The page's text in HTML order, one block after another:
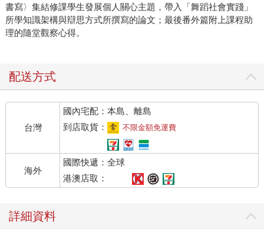
書寫〉集結修課學生發展個人關心主題，帶入「舞蹈社會實踐」
所學知識架構與辯思方式所撰寫的論文；最後番外篇附上課程助
理的隨堂觀察心得。
配送方式
台灣
國內宅配：本島、離島
到店取貨：
不限金額免運費
海外
國際快遞：全球
港澳店取：
詳細資料